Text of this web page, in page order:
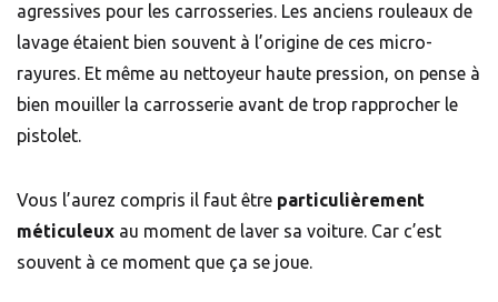
agressives pour les carrosseries. Les anciens rouleaux de
lavage étaient bien souvent à l’origine de ces micro-
rayures. Et même au nettoyeur haute pression, on pense à
bien mouiller la carrosserie avant de trop rapprocher le
pistolet.
Vous l’aurez compris il faut être particulièrement
méticuleux au moment de laver sa voiture. Car c’est
souvent à ce moment que ça se joue.